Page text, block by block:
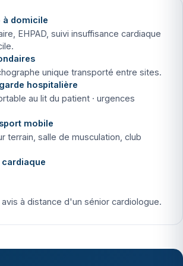
à domicile
EHPAD, suivi insuffisance cardiaque
unique transporté entre sites.
hospitalière
au lit du patient · urgences
mobile
terrain, salle de musculation, club
cardiaque
à distance d'un sénior cardiologue.